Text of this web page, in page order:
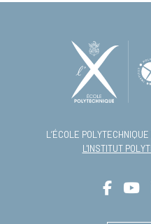
L’ÉCOLE
L'INSTITUT